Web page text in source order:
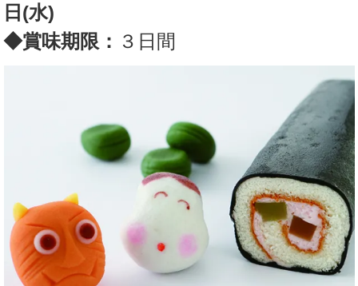
日(水)
◆賞味期限： ３日間